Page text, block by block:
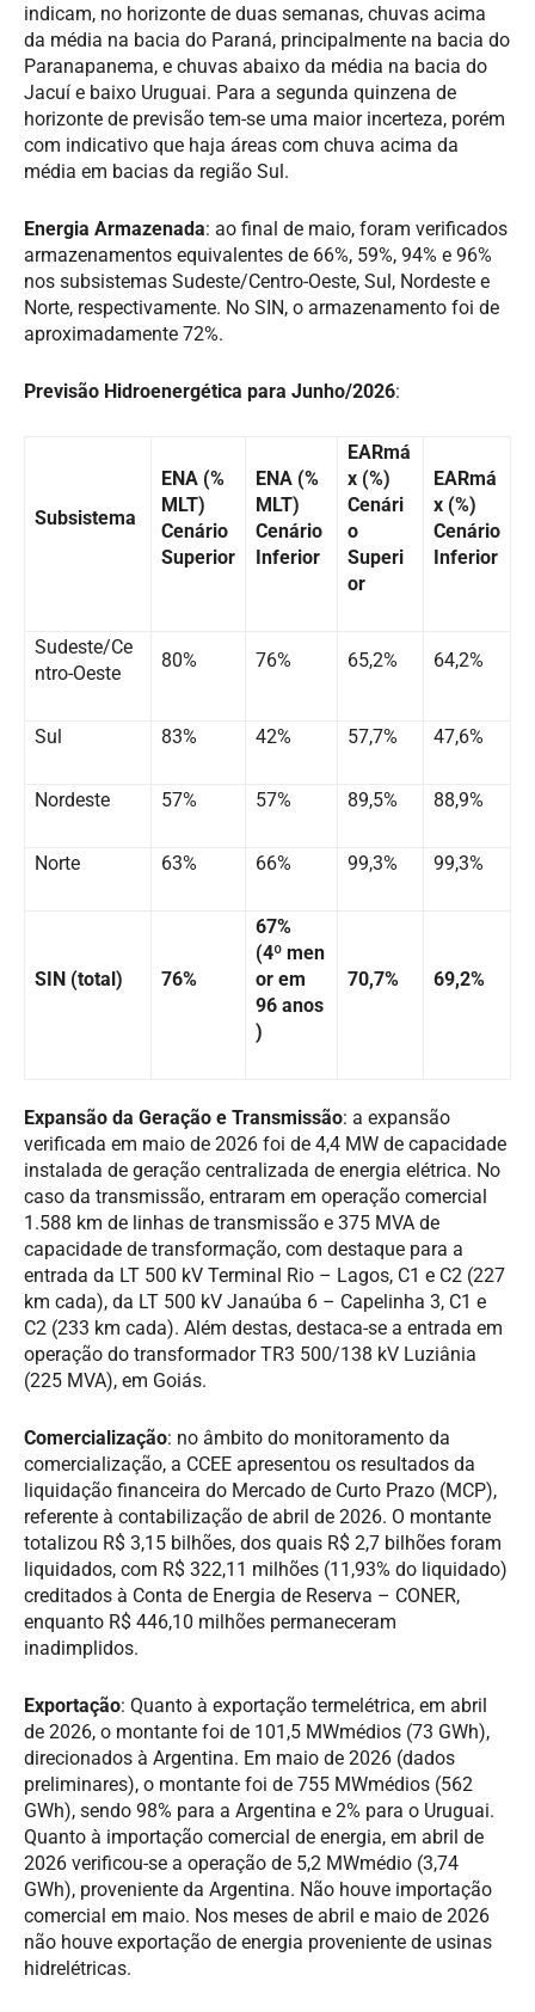
indicam, no horizonte de duas semanas, chuvas acima
da média na bacia do Paraná, principalmente na bacia do
Paranapanema, e chuvas abaixo da média na bacia do
Jacuí e baixo Uruguai. Para a segunda quinzena de
horizonte de previsão tem-se uma maior incerteza, porém
com indicativo que haja áreas com chuva acima da
média em bacias da região Sul.
Energia Armazenada: ao final de maio, foram verificados
armazenamentos equivalentes de 66%, 59%, 94% e 96%
nos subsistemas Sudeste/Centro-Oeste, Sul, Nordeste e
Norte, respectivamente. No SIN, o armazenamento foi de
aproximadamente 72%.
Previsão Hidroenergética para Junho/2026:
Subsistema
ENA (%
MLT)
Cenário
Superior
ENA (%
MLT)
Cenário
Inferior
EARmá
x (%)
Cenári
o
Superi
or
EARmá
x (%)
Cenário
Inferior
Sudeste/Ce
ntro-Oeste
80% 76% 65,2% 64,2%
Sul 83% 42% 57,7% 47,6%
Nordeste 57% 57% 89,5% 88,9%
Norte 63% 66% 99,3% 99,3%
SIN (total) 76%
67%
(4º men
or em
96 anos
)
70,7% 69,2%
Expansão da Geração e Transmissão: a expansão
verificada em maio de 2026 foi de 4,4 MW de capacidade
instalada de geração centralizada de energia elétrica. No
caso da transmissão, entraram em operação comercial
1.588 km de linhas de transmissão e 375 MVA de
capacidade de transformação, com destaque para a
entrada da LT 500 kV Terminal Rio – Lagos, C1 e C2 (227
km cada), da LT 500 kV Janaúba 6 – Capelinha 3, C1 e
C2 (233 km cada). Além destas, destaca-se a entrada em
operação do transformador TR3 500/138 kV Luziânia
(225 MVA), em Goiás.
Comercialização: no âmbito do monitoramento da
comercialização, a CCEE apresentou os resultados da
liquidação financeira do Mercado de Curto Prazo (MCP),
referente à contabilização de abril de 2026. O montante
totalizou R$ 3,15 bilhões, dos quais R$ 2,7 bilhões foram
liquidados, com R$ 322,11 milhões (11,93% do liquidado)
creditados à Conta de Energia de Reserva – CONER,
enquanto R$ 446,10 milhões permaneceram
inadimplidos.
Exportação: Quanto à exportação termelétrica, em abril
de 2026, o montante foi de 101,5 MWmédios (73 GWh),
direcionados à Argentina. Em maio de 2026 (dados
preliminares), o montante foi de 755 MWmédios (562
GWh), sendo 98% para a Argentina e 2% para o Uruguai.
Quanto à importação comercial de energia, em abril de
2026 verificou-se a operação de 5,2 MWmédio (3,74
GWh), proveniente da Argentina. Não houve importação
comercial em maio. Nos meses de abril e maio de 2026
não houve exportação de energia proveniente de usinas
hidrelétricas.